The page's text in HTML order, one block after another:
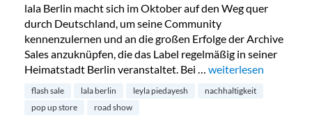
lala Berlin macht sich im Oktober auf den Weg quer
durch Deutschland, um seine Community
kennenzulernen und an die großen Erfolge der Archive
Sales anzuknüpfen, die das Label regelmäßig in seiner
Heimatstadt Berlin veranstaltet. Bei … „lala Berlin begibt
weiterlesen
flash sale lala berlin leyla piedayesh
nachhaltigkeit
pop up store
road show